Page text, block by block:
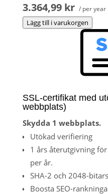
3.364,99 kr / per year
Lägg till i varukorgen
SSL-certifikat med
webbplats)
Skydda 1 webbplats.
Utökad verifiering
1 års återutgivning
per år.
SHA-2 och 2048-
Boosta SEO-